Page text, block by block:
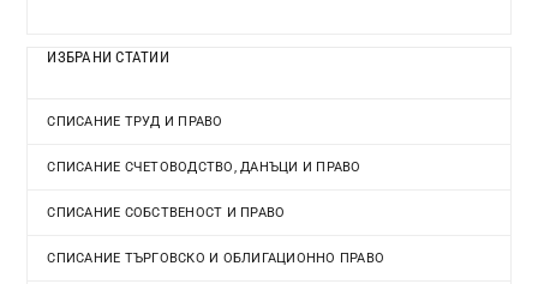
ИЗБРАНИ СТАТИИ
СПИСАНИЕ ТРУД И ПРАВО
СПИСАНИЕ СЧЕТОВОДСТВО, ДАНЪЦИ И ПРАВО
СПИСАНИЕ СОБСТВЕНОСТ И ПРАВО
СПИСАНИЕ ТЪРГОВСКО И ОБЛИГАЦИОННО ПРАВО